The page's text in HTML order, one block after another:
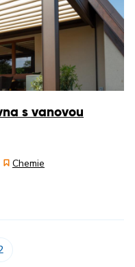
s vanovou
Chemie